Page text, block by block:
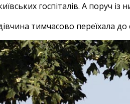
госпіталів. А поруч
тимчасово переїхала до